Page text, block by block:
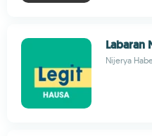
Labaran
Nijerya